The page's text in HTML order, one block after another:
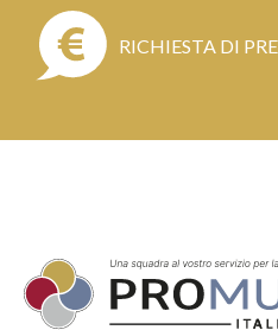
RICHIESTA DI